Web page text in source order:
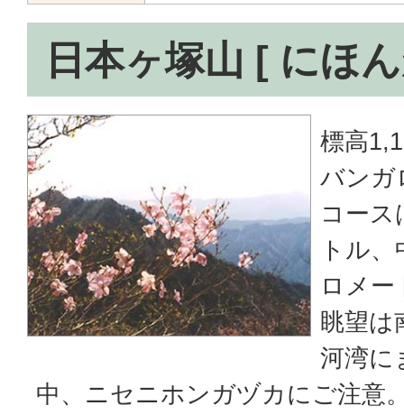
日本ヶ塚山 [ にほ
標高
バンガ
コー
トル
ロメ
眺望は
河湾に
中、ニセニホンガヅカにご注意